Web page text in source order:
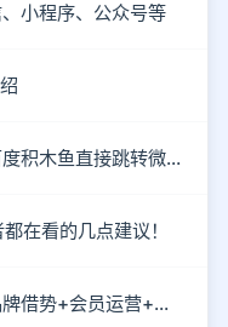
小程序、公众号等
百度发文章跳转微信链接方法，百度积木鱼直接跳转微信
在看的几点建议！
聊聊企业低成本营销五个思路：品牌借势+会员运营+情感营销